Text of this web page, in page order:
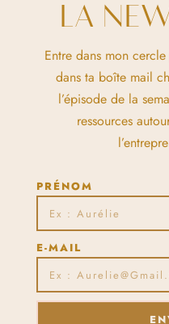
LA
Entre dans mon
dans ta boîte mail
l’épisode de la
ressources
PRÉNOM
E-MAIL